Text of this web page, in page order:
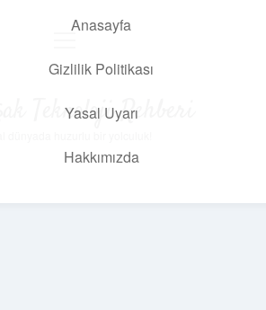
Anasayfa
Gizlilik Politikası
Yasal Uyarı
Hakkımızda
Teknoloji Rehberi